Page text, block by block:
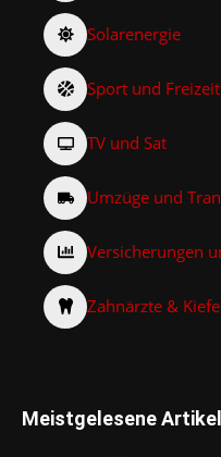
Solarenergie
Sport und Freizeit
TV und Sat
Umzüge und
Versicherungen
Zahnärzte &
Meistgelesene Artikel